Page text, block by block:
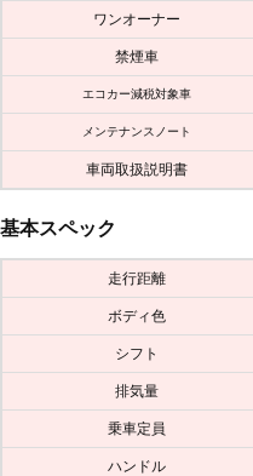
ワンオーナー
禁煙車
エコカー減税対象車
メンテナンスノート
車両取扱説明書
基本スペック
走行距離
ボディ色
シフト
排気量
乗車定員
ハンドル